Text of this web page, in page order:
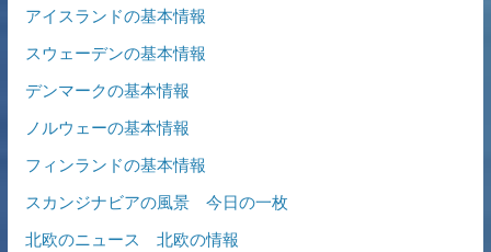
アイスランドの基本情報
スウェーデンの基本情報
デンマークの基本情報
ノルウェーの基本情報
フィンランドの基本情報
スカンジナビアの風景 今日の一枚
北欧のニュース 北欧の情報